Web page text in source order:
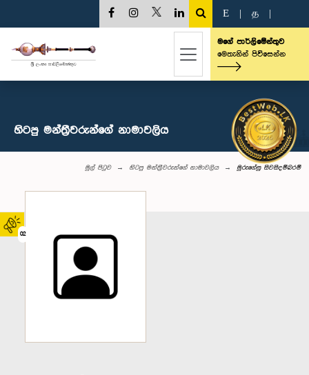
02
E த
මගේ පාර්ලිමේන්තුව
මෙතැනින් පිවිසෙන්න
හිටපු මන්ත්‍රීවරුන්ගේ නාමාවලිය
මුල් පිටුව හිටපු මන්ත්‍රීවරුන්ගේ නාමාවලිය මුරුගේසු සිවසිදම්බරම්